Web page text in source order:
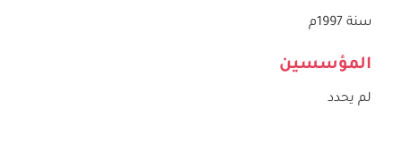
سنة 1997م
المؤسسين
لم يحدد